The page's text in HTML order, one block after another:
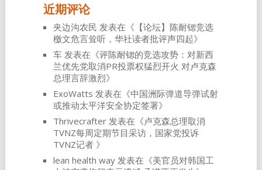
近期评论
夹边沟农民 发表在《 【论坛】陈耐锶竞选
檄文危言耸听，华社读者批评声四起》
车发表在《评陈耐锶的竞选攻势：对新西
兰优先党取消PR投票权猛烈开火 对卢克森
总理言辞激烈》
ExoWatts 发表在《中国洲际弹道导弹试射
或推动太平洋安全协定签署》
Thrivecrafter发表在《卢克森总理取消
TVNZ每周定期节目采访，国家党投诉
TVNZ记者 》
lean health way发表在《美官员对韩国工